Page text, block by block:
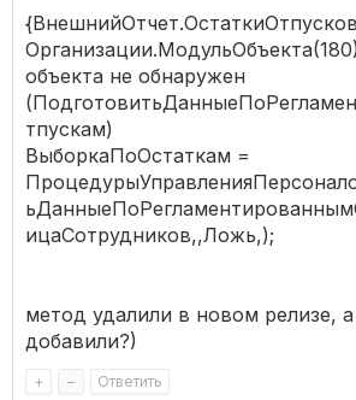
объекта не обнаружен
тпускам)
ВыборкаПоОстаткам =
ицаСотрудников,,Ложь,);
метод удалили в новом релизе,
добавили?)
+ – Ответить